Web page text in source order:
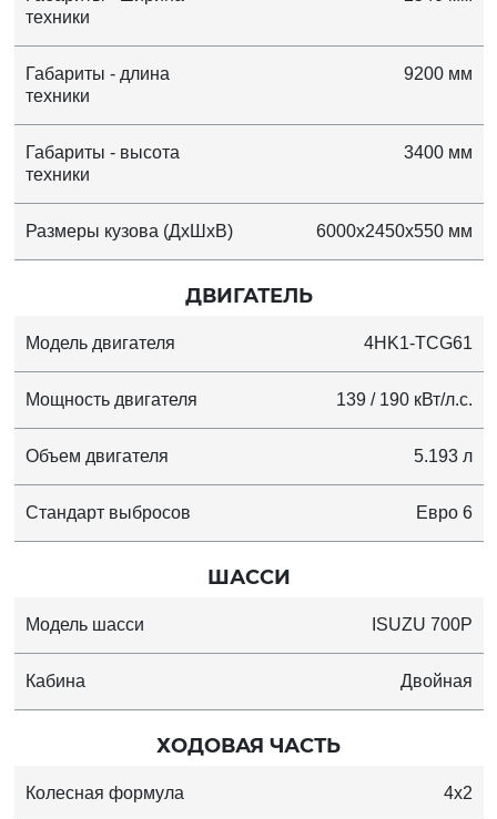
техники
Габариты - длина
техники
9200 мм
Габариты - высота
техники
3400 мм
Размеры кузова (ДхШхВ) 6000x2450x550 мм
ДВИГАТЕЛЬ
Модель двигателя 4HK1-TCG61
Мощность двигателя 139 / 190 кВт/л.с.
Объем двигателя 5.193 л
Стандарт выбросов Евро 6
ШАССИ
Модель шасси ISUZU 700P
Кабина Двойная
ХОДОВАЯ ЧАСТЬ
Колесная формула 4x2